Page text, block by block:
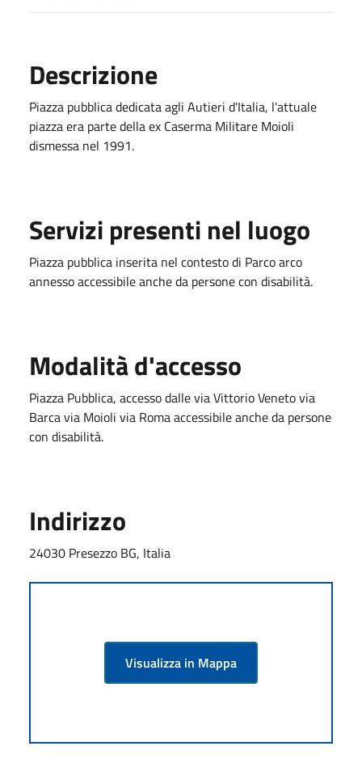
Descrizione
Piazza pubblica dedicata agli Autieri d'Italia, l'attuale
piazza era parte della ex Caserma Militare Moioli
dismessa nel 1991.
Servizi presenti nel luogo
Piazza pubblica inserita nel contesto di Parco arco
annesso accessibile anche da persone con disabilità.
Modalità d'accesso
Piazza Pubblica, accesso dalle via Vittorio Veneto via
Barca via Moioli via Roma accessibile anche da persone
con disabilità.
Indirizzo
24030 Presezzo BG, Italia
Visualizza in Mappa